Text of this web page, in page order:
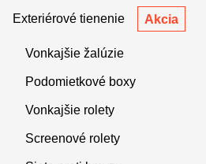
Exteriérové tienenie Akcia
Vonkajšie žalúzie
Podomietkové boxy
Vonkajšie rolety
Screenové rolety